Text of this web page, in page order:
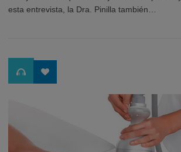
esta entrevista, la Dra. Pinilla también…